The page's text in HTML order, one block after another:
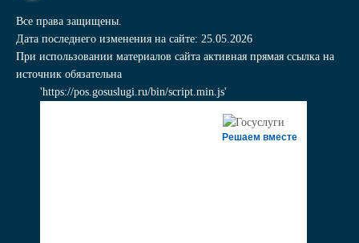
Все права защищены.
Дата последнего изменения на сайте: 25.05.2026
При использовании материалов сайта активная прямая ссылка на
источник обязательна
'https://pos.gosuslugi.ru/bin/script.min.js'
Решаем вместе